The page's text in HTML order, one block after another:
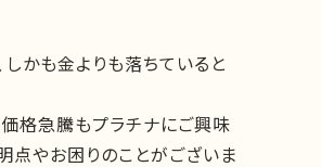
かも金よりも落ちていると
格急騰もプラチナにご興味
点やお困りのことがございま